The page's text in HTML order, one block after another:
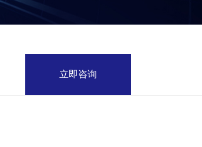
立即咨询